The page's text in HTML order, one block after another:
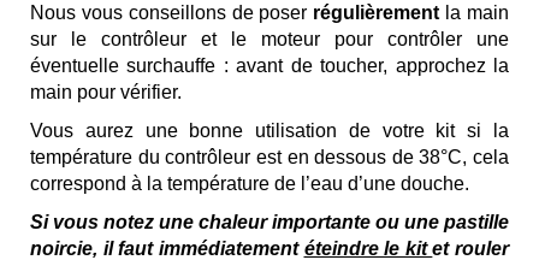
Nous vous conseillons de poser régulièrement la main
sur le contrôleur et le moteur pour contrôler une
éventuelle surchauffe : avant de toucher, approchez la
main pour vérifier.
Vous aurez une bonne utilisation de votre kit si la
température du contrôleur est en dessous de 38°C, cela
correspond à la température de l’eau d’une douche.
Si vous notez une chaleur importante ou une pastille
noircie, il faut immédiatement éteindre le kitet rouler